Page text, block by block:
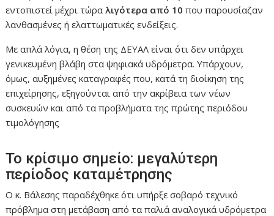
εντοπιστεί μέχρι τώραλιγότερα από 10 που παρουσίαζαν
λανθασμένες ή ελαττωματικές ενδείξεις.
Με απλά λόγια, η θέση της ΔΕΥΑΛ είναι ότι δεν υπάρχει
γενικευμένη βλάβη στα ψηφιακά υδρόμετρα. Υπάρχουν,
όμως, αυξημένες καταγραφές που, κατά τη διοίκηση της
επιχείρησης, εξηγούνται από την ακρίβεια των νέων
συσκευών και από τα προβλήματα της πρώτης περιόδου
τιμολόγησης
Το κρίσιμο σημείο: μεγαλύτερη
περίοδος καταμέτρησης
Ο κ. Βάλεσης παραδέχθηκε ότι υπήρξε σοβαρό τεχνικό
πρόβλημα στη μετάβαση από τα παλιά αναλογικά υδρόμετρα